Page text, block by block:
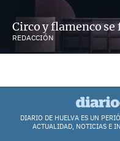
Circo y flamenco
REDACCIÓN
DIARIO DE HUELVA ES UN
ACTUALIDAD, NOTICIAS E